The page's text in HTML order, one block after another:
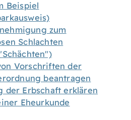
Beispiel
zum
Schlachten
Vorschriften der
beantragen
der Erbschaft erklären
Eheurkunde